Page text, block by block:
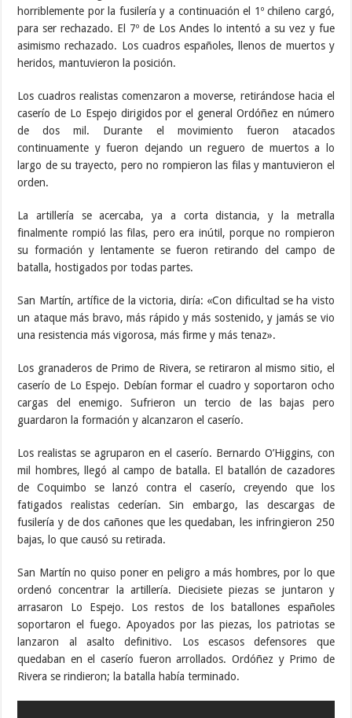
horriblemente por la fusilería y a continuación el 1º chileno cargó,
para ser rechazado. El 7º de Los Andes lo intentó a su vez y fue
asimismo rechazado. Los cuadros españoles, llenos de muertos y
heridos, mantuvieron la posición.
Los cuadros realistas comenzaron a moverse, retirándose hacia el
caserío de Lo Espejo dirigidos por el general Ordóñez en número
de dos mil.​ Durante el movimiento fueron atacados
continuamente y fueron dejando un reguero de muertos a lo
largo de su trayecto, pero no rompieron las filas y mantuvieron el
orden.
La artillería se acercaba, ya a corta distancia, y la metralla
finalmente rompió las filas, pero era inútil, porque no rompieron
su formación y lentamente se fueron retirando del campo de
batalla, hostigados por todas partes.
San Martín, artífice de la victoria, diría: «Con dificultad se ha visto
un ataque más bravo, más rápido y más sostenido, y jamás se vio
una resistencia más vigorosa, más firme y más tenaz».
Los granaderos de Primo de Rivera, se retiraron al mismo sitio, el
caserío de Lo Espejo. Debían formar el cuadro y soportaron ocho
cargas del enemigo. Sufrieron un tercio de las bajas pero
guardaron la formación y alcanzaron el caserío.
Los realistas se agruparon en el caserío. Bernardo O’Higgins, con
mil hombres, llegó al campo de batalla.​ El batallón de cazadores
de Coquimbo se lanzó contra el caserío, creyendo que los
fatigados realistas cederían. Sin embargo, las descargas de
fusilería y de dos cañones que les quedaban, les infringieron 250
bajas, lo que causó su retirada.
San Martín no quiso poner en peligro a más hombres, por lo que
ordenó concentrar la artillería. Diecisiete piezas se juntaron y
arrasaron Lo Espejo. Los restos de los batallones españoles
soportaron el fuego. Apoyados por las piezas, los patriotas se
lanzaron al asalto definitivo. Los escasos defensores que
quedaban en el caserío fueron arrollados.​ Ordóñez y Primo de
Rivera se rindieron; la batalla había terminado.